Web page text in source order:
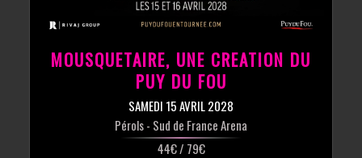
MOUSQUETAIRE, UNE CREATION DU
PUY DU FOU
SAMEDI 15 AVRIL 2028
Pérols- Sud de France Arena
44€ / 79€